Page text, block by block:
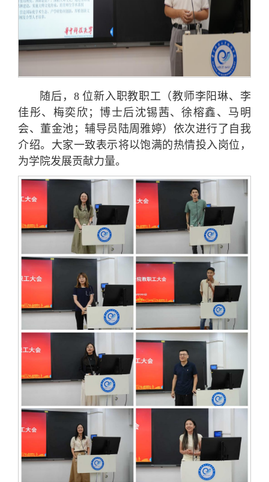
随后，8 位新入职教职工（教师李阳琳、李
佳彤、梅奕欣；博士后沈锡茜、徐榕鑫、马明
会、董金池；辅导员陆周雅婷）依次进行了自我
介绍。大家一致表示将以饱满的热情投入岗位，
为学院发展贡献力量。